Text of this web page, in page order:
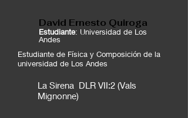
David Ernesto Quiroga
Estudiante: Universidad de Los
Andes
Estudiante de Física y Composición de la
universidad de Los Andes
La Sirena DLR VII:2 (Vals
Mignonne)